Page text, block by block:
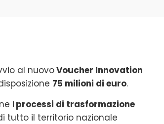
al nuovoVoucher Innovation
75 milioni di euro.
i processi di trasformazione
tutto il territorio nazionale